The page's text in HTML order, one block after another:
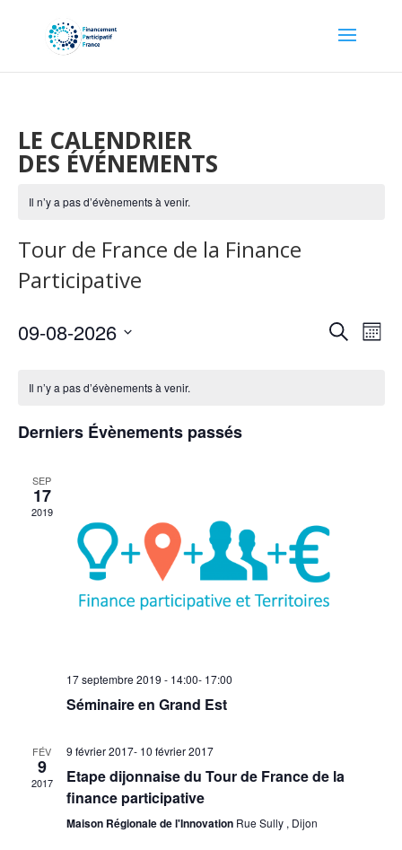
LE CALENDRIER
DES ÉVÉNEMENTS
Il n’y a pas d’évènements à venir.
Tour de France de la Finance
Participative
Recherche
de
Mois
09-08-2026
date.
de
Évènements
Il n’y a pas d’évènements à venir.
Derniers Évènements passés
SEP
17
2019
17 septembre 2019 - 14:00- 17:00
Séminaire en Grand Est
FÉV
9
2017
9 février 2017- 10 février 2017
Etape dijonnaise du Tour de France de la
finance participative
Maison Régionale de l'Innovation Rue Sully , Dijon